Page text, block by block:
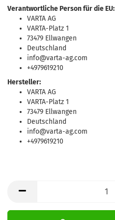
Verantwortliche Person für die EU:
VARTA AG
VARTA-Platz 1
73479 Ellwangen
Deutschland
info@varta-ag.com
+4979619210
Hersteller:
VARTA AG
VARTA-Platz 1
73479 Ellwangen
Deutschland
info@varta-ag.com
+4979619210